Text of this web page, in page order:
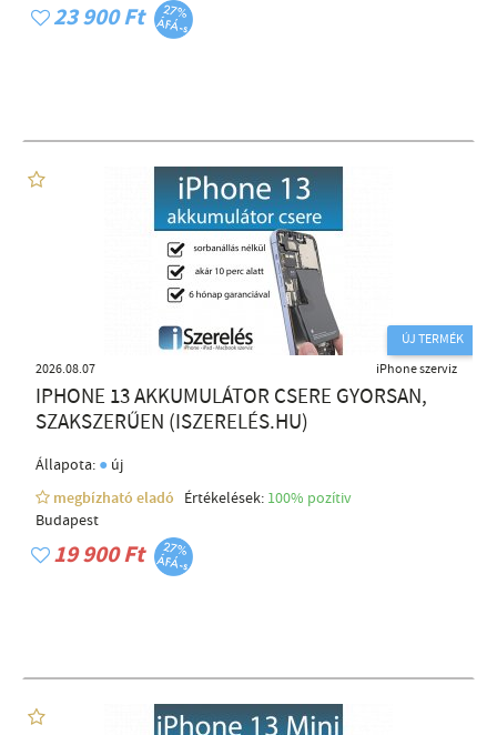
23 900 Ft
ÚJ TERMÉK
2026.08.07
iPhone szerviz
IPHONE 13 AKKUMULÁTOR CSERE GYORSAN,
SZAKSZERŰEN (ISZERELÉS.HU)
Állapota: ● új
megbízható eladó
Értékelések: 100% pozítiv
Budapest
19 900 Ft